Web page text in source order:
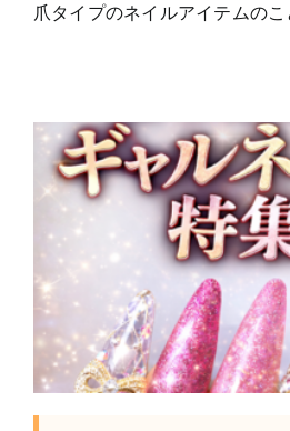
爪タイプのネイルアイテムの